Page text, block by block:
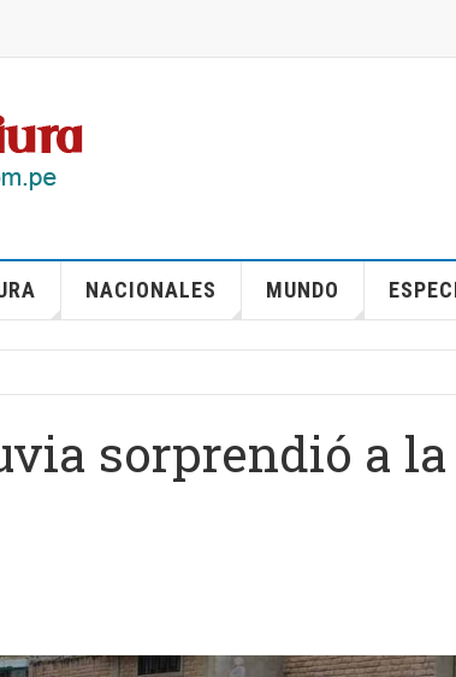
NACIONALES MUNDO
sorprendió a la